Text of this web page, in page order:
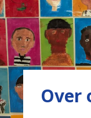
Over